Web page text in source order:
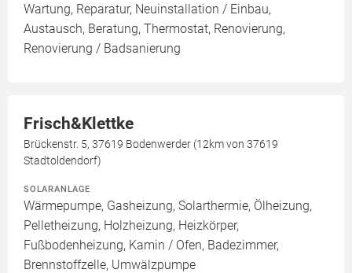
Wartung, Reparatur, Neuinstallation / Einbau,
Austausch, Beratung, Thermostat, Renovierung,
Renovierung / Badsanierung
Frisch&Klettke
Brückenstr. 5, 37619 Bodenwerder (12km von 37619
Stadtoldendorf)
SOLARANLAGE
Wärmepumpe, Gasheizung, Solarthermie, Ölheizung,
Pelletheizung, Holzheizung, Heizkörper,
Fußbodenheizung, Kamin / Ofen, Badezimmer,
Brennstoffzelle, Umwälzpumpe